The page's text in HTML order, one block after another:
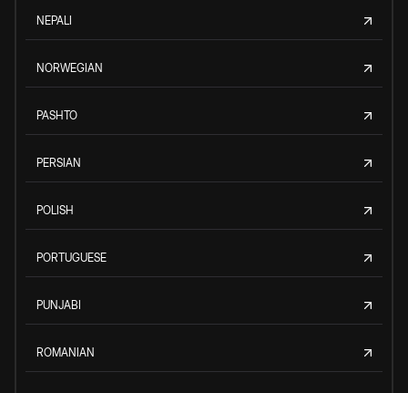
NEPALI
NORWEGIAN
PASHTO
PERSIAN
POLISH
PORTUGUESE
PUNJABI
ROMANIAN